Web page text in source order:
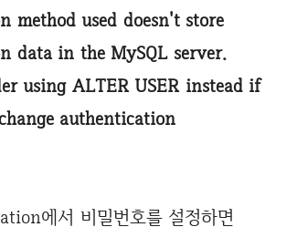
method used doesn't store
data in the MySQL server.
using ALTER USER instead if
authentication
에서 비밀번호를 설정하면